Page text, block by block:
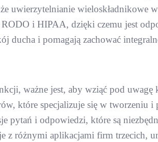
uwierzytelnianie wieloskładnikowe
i HIPAA, dzięki czemu jest
ducha i pomagają zachować
ważne jest, aby wziąć pod
które specjalizuje się w tworzeniu
pytań i odpowiedzi, które są
różnymi aplikacjami firm trzecich,